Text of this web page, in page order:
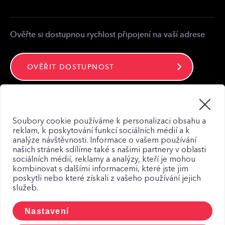
Ověřte si dostupnou rychlost připojení na vaší adrese
OVĚŘIT DOSTUPNOST
Mapa webu
Zásady zpracování osobních údajů
Zásady použití Cookies
CCTV a osobní udaje
Soubory cookie používáme k personalizaci obsahu a
reklam, k poskytování funkcí sociálních médií a k
analýze návštěvnosti. Informace o vašem používání
našich stránek sdílíme také s našimi partnery v oblasti
sociálních médií, reklamy a analýzy, kteří je mohou
kombinovat s dalšími informacemi, které jste jim
poskytli nebo které získali z vašeho používání jejich
služeb.
Nastavení